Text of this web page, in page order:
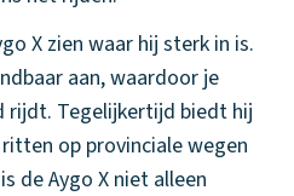
X zien waar hij sterk in is.
aan, waardoor je
rijdt. Tegelijkertijd biedt hij
op provinciale wegen
de Aygo X niet alleen